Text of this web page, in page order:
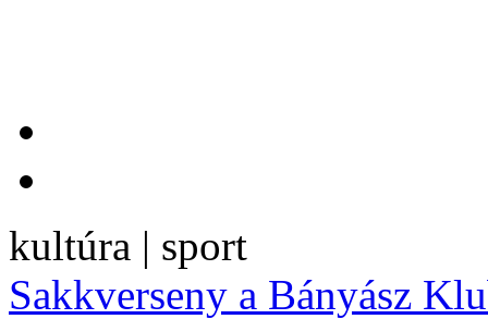
kultúra | sport
Sakkverseny a Bányász